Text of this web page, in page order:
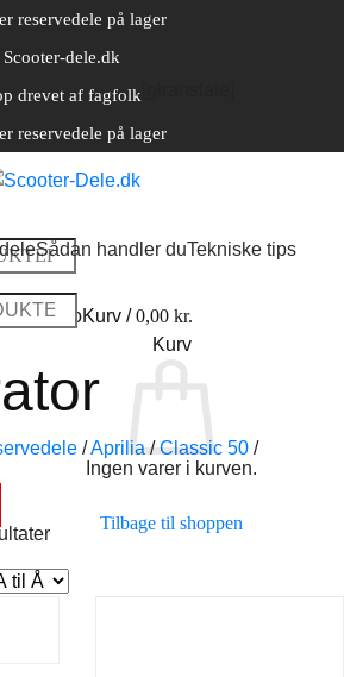
reservedele på lager
dele.dk
drevet af fagfolk
reservedele på lager
Kurv /0,00 kr.
Kurv
Ingen varer i kurven.
Tilbage til shoppen
Sådan handler duTekniske tips
/Aprilia / Classic 50 /